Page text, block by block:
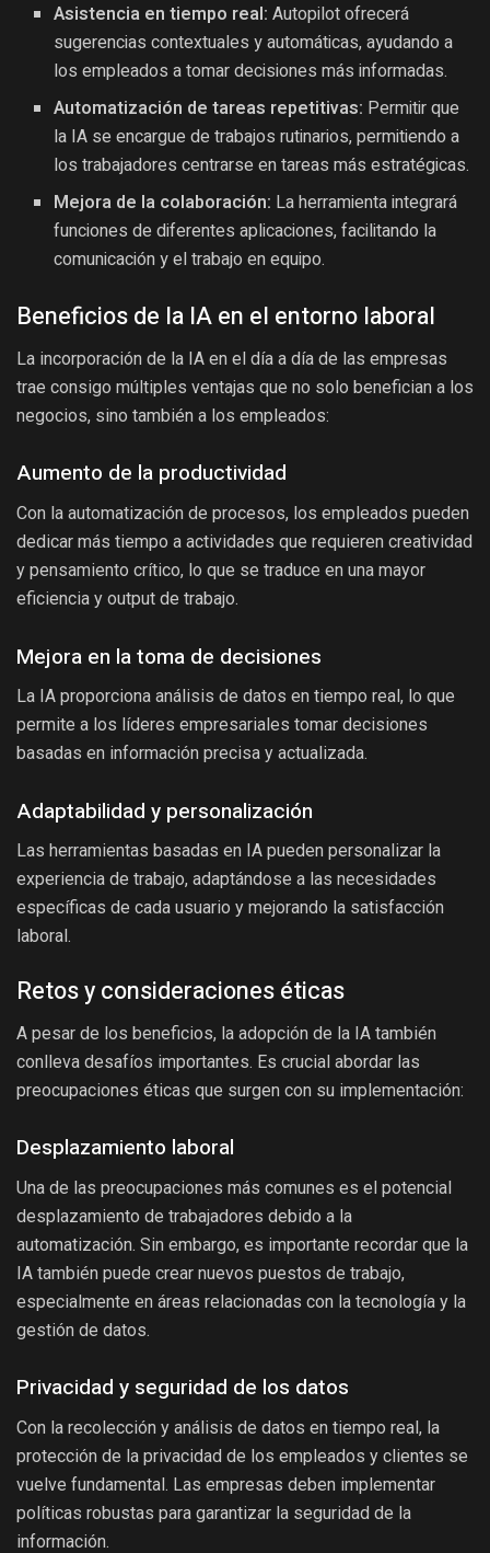
Asistencia en tiempo real: Autopilot ofrecerá
sugerencias contextuales y automáticas, ayudando a
los empleados a tomar decisiones más informadas.
Automatización de tareas repetitivas: Permitir que
la IA se encargue de trabajos rutinarios, permitiendo a
los trabajadores centrarse en tareas más estratégicas.
Mejora de la colaboración: La herramienta integrará
funciones de diferentes aplicaciones, facilitando la
comunicación y el trabajo en equipo.
Beneficios de la IA en el entorno laboral
La incorporación de la IA en el día a día de las empresas
trae consigo múltiples ventajas que no solo benefician a los
negocios, sino también a los empleados:
Aumento de la productividad
Con la automatización de procesos, los empleados pueden
dedicar más tiempo a actividades que requieren creatividad
y pensamiento crítico, lo que se traduce en una mayor
eficiencia y output de trabajo.
Mejora en la toma de decisiones
La IA proporciona análisis de datos en tiempo real, lo que
permite a los líderes empresariales tomar decisiones
basadas en información precisa y actualizada.
Adaptabilidad y personalización
Las herramientas basadas en IA pueden personalizar la
experiencia de trabajo, adaptándose a las necesidades
específicas de cada usuario y mejorando la satisfacción
laboral.
Retos y consideraciones éticas
A pesar de los beneficios, la adopción de la IA también
conlleva desafíos importantes. Es crucial abordar las
preocupaciones éticas que surgen con su implementación:
Desplazamiento laboral
Una de las preocupaciones más comunes es el potencial
desplazamiento de trabajadores debido a la
automatización. Sin embargo, es importante recordar que la
IA también puede crear nuevos puestos de trabajo,
especialmente en áreas relacionadas con la tecnología y la
gestión de datos.
Privacidad y seguridad de los datos
Con la recolección y análisis de datos en tiempo real, la
protección de la privacidad de los empleados y clientes se
vuelve fundamental. Las empresas deben implementar
políticas robustas para garantizar la seguridad de la
información.